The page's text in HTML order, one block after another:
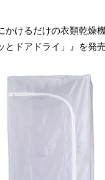
けるだけの衣類乾燥
とドアドライ」』を発売